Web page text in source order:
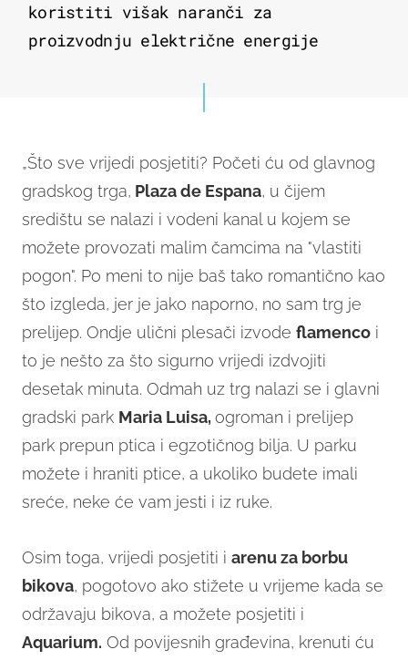
koristiti višak naranči za
proizvodnju električne energije
„Što sve vrijedi posjetiti? Početi ću od glavnog
gradskog trga, Plaza de Espana, u čijem
središtu se nalazi i vodeni kanal u kojem se
možete provozati malim čamcima na "vlastiti
pogon". Po meni to nije baš tako romantično kao
što izgleda, jer je jako naporno, no sam trg je
prelijep. Ondje ulični plesači izvode flamenco i
to je nešto za što sigurno vrijedi izdvojiti
desetak minuta. Odmah uz trg nalazi se i glavni
gradski park Maria Luisa,ogroman i prelijep
park prepun ptica i egzotičnog bilja. U parku
možete i hraniti ptice, a ukoliko budete imali
sreće, neke će vam jesti i iz ruke.
Osim toga, vrijedi posjetiti i arenu za borbu
bikova, pogotovo ako stižete u vrijeme kada se
održavaju bikova, a možete posjetiti i
Aquarium. Od povijesnih građevina, krenuti ću